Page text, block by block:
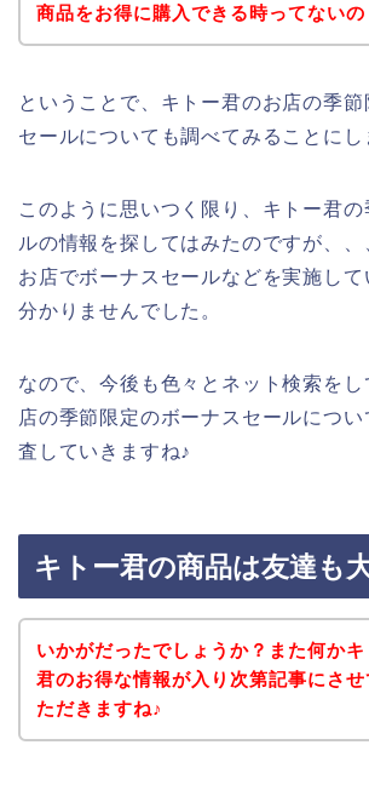
商品をお得に購入できる時ってないの
ということで、キトー君のお店の季節
セールについても調べてみることにし
このように思いつく限り、キトー君の
ルの情報を探してはみたのですが、
お店でボーナスセールなどを実施して
分かりませんでした。
なので、今後も色々とネット検索をし
店の季節限定のボーナスセールについ
査していきますね♪
キトー君の商品は友達も
いかがだったでしょうか？また何かキ
君のお得な情報が入り次第記事にさせ
ただきますね♪